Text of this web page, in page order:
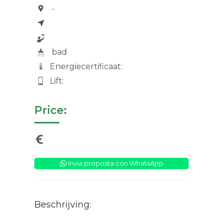
-
bad
Energiecertificaat:
Lift:
Price:
Invia proposta con WhatsApp
Beschrijving: